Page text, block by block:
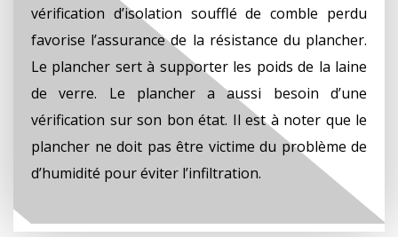
vérification d’isolation soufflé de comble perdu
favorise l’assurance de la résistance du plancher.
Le plancher sert à supporter les poids de la laine
de verre. Le plancher a aussi besoin d’une
vérification sur son bon état. Il est à noter que le
plancher ne doit pas être victime du problème de
d’humidité pour éviter l’infiltration.